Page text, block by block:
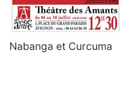
Nabanga et Curcuma